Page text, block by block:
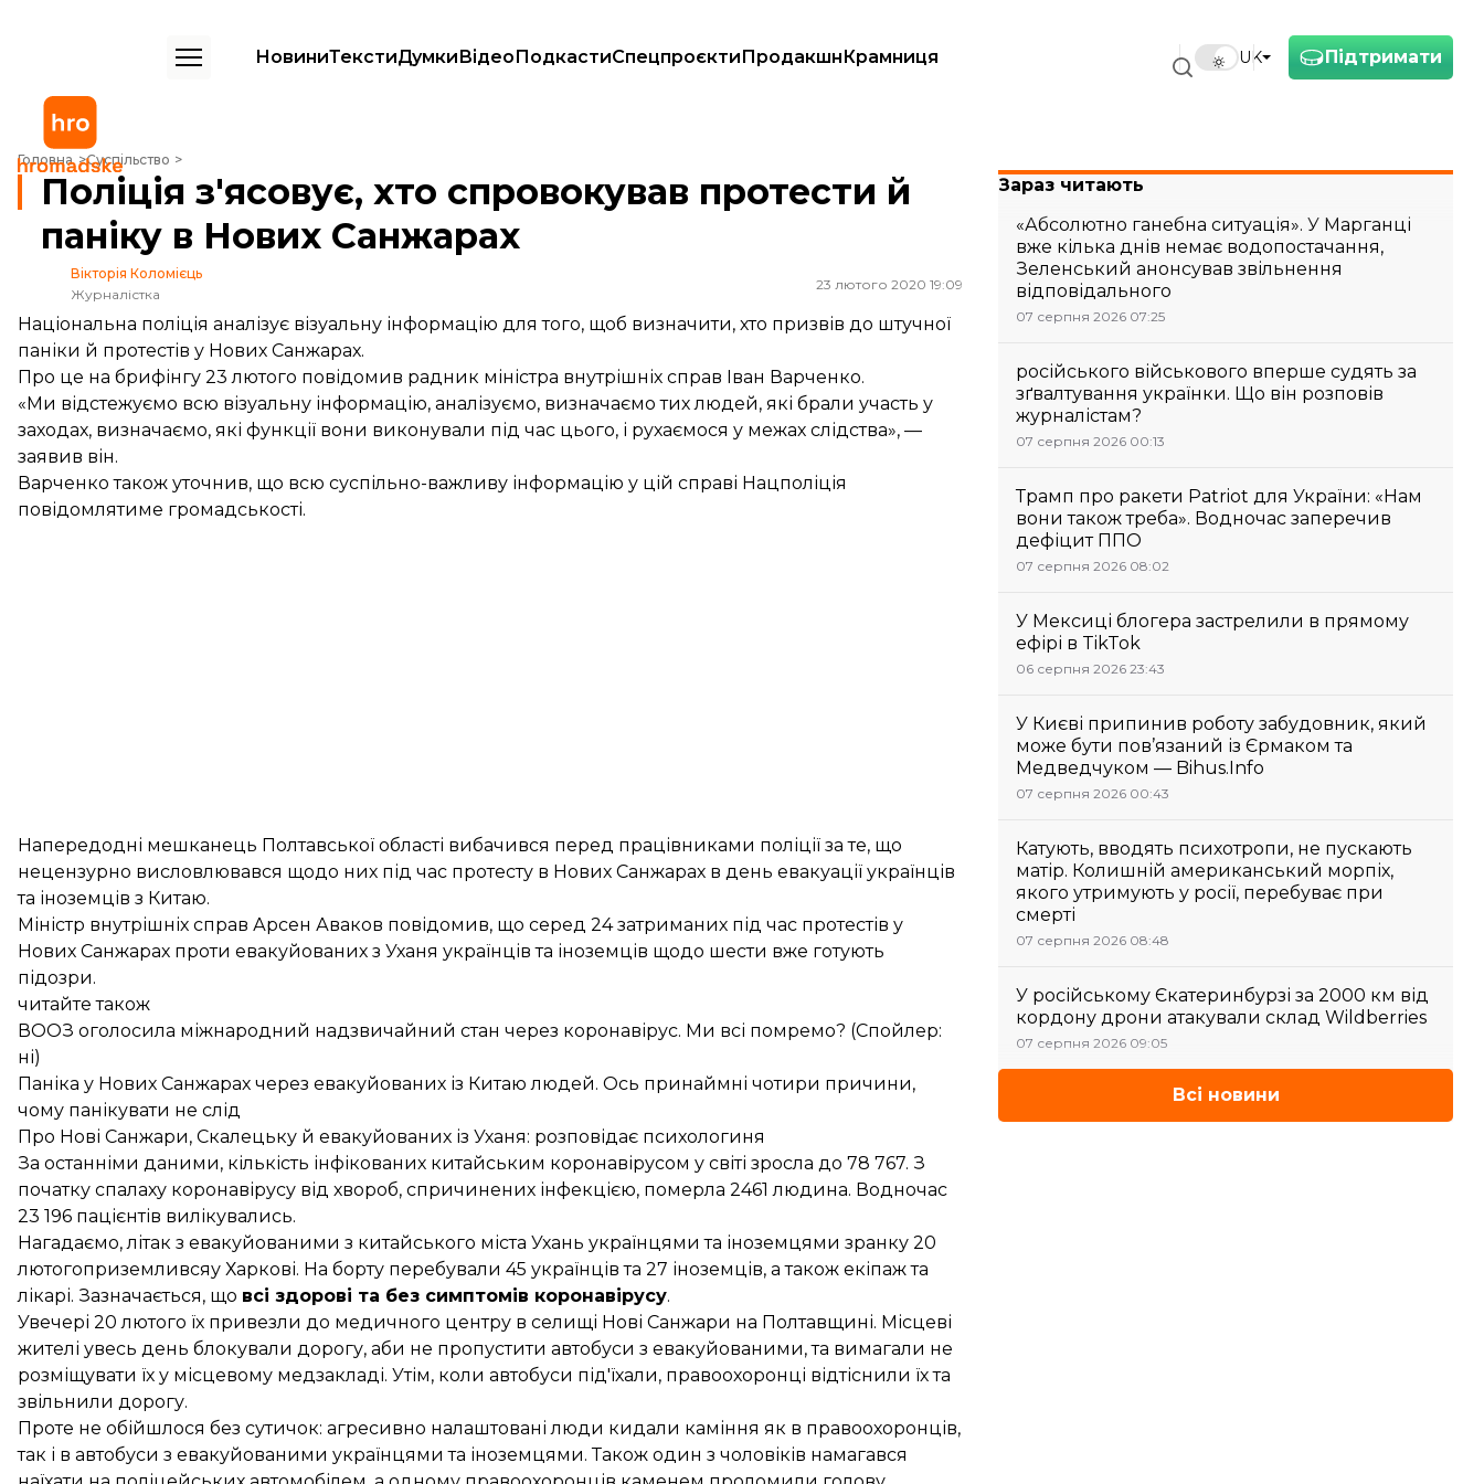
Підтримати
UK
НовиниТекстиДумкиВідеоПодкастиСпецпроєктиПродакшнКрамниця
Головна Суспільство
Поліція з'ясовує, хто спровокував протести й паніку в Нових Санжарах
Поліція з'ясовує, хто спровокував протести й
паніку в Нових Санжарах
Вікторія Коломієць
Журналістка
23 лютого 2020 19:09
Національна поліція аналізує візуальну інформацію для того, щоб визначити, хто призвів до штучної
паніки й протестів у Нових Санжарах.
Про це на брифінгу 23 лютого повідомив радник міністра внутрішніх справ Іван Варченко.
«Ми відстежуємо всю візуальну інформацію, аналізуємо, визначаємо тих людей, які брали участь у
заходах, визначаємо, які функції вони виконували під час цього, і рухаємося у межах слідства», —
заявив він.
Варченко також уточнив, що всю суспільно-важливу інформацію у цій справі Нацполіція
повідомлятиме громадськості.
Напередодні мешканець Полтавської області вибачився перед працівниками поліції за те, що
нецензурно висловлювався щодо них під час протесту в Нових Санжарах в день евакуації українців
та іноземців з Китаю.
Міністр внутрішніх справ Арсен Аваков повідомив, що серед 24 затриманих під час протестів у
Нових Санжарах проти евакуйованих з Уханя українців та іноземців щодо шести вже готують
підозри.
читайте також
ВООЗ оголосила міжнародний надзвичайний стан через коронавірус. Ми всі помремо? (Спойлер:
ні)
Паніка у Нових Санжарах через евакуйованих із Китаю людей. Ось принаймні чотири причини,
чому панікувати не слід
Про Нові Санжари, Скалецьку й евакуйованих із Уханя: розповідає психологиня
За останніми даними, кількість інфікованих китайським коронавірусом у світі зросла до 78 767. З
початку спалаху коронавірусу від хвороб, спричинених інфекцією, померла 2461 людина. Водночас
23 196 пацієнтів вилікувались.
Нагадаємо, літак з евакуйованими з китайського міста Ухань українцями та іноземцями зранку 20
лютогоприземливсяу Харкові. На борту перебували 45 українців та 27 іноземців, а також екіпаж та
лікарі. Зазначається, що всі здорові та без симптомів коронавірусу.
Увечері 20 лютого їх привезли до медичного центру в селищі Нові Санжари на Полтавщині. Місцеві
жителі увесь день блокували дорогу, аби не пропустити автобуси з евакуйованими, та вимагали не
розміщувати їх у місцевому медзакладі. Утім, коли автобуси під'їхали, правоохоронці відтіснили їхта
звільнили дорогу.
Проте не обійшлося без сутичок: агресивно налаштовані люди кидали каміння як в правоохоронців,
так і в автобуси з евакуйованими українцями та іноземцями. Також один з чоловіків намагався
Зараз читають
«Абсолютно ганебна ситуація». У Марганці
вже кілька днів немає водопостачання,
Зеленський анонсував звільнення
відповідального
07 серпня 2026 07:25
російського військового вперше судять за
зґвалтування українки. Що він розповів
журналістам?
07 серпня 2026 00:13
Трамп про ракети Patriot для України: «Нам
вони також треба». Водночас заперечив
дефіцит ППО
07 серпня 2026 08:02
У Мексиці блогера застрелили в прямому
ефірі в TikTok
06 серпня 2026 23:43
У Києві припинив роботу забудовник, який
може бути пов’язаний із Єрмаком та
Медведчуком — Bihus.Info
07 серпня 2026 00:43
Катують, вводять психотропи, не пускають
матір. Колишній американський морпіх,
якого утримують у росії, перебуває при
смерті
07 серпня 2026 08:48
У російському Єкатеринбурзі за 2000 км від
кордону дрони атакували склад Wildberries
07 серпня 2026 09:05
Всі новини